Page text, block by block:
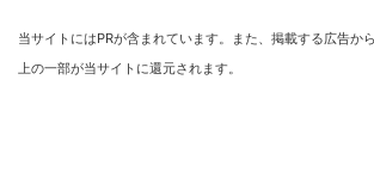
当サイトにはPRが含まれています。また、掲載する広告か
上の一部が当サイトに還元されます。